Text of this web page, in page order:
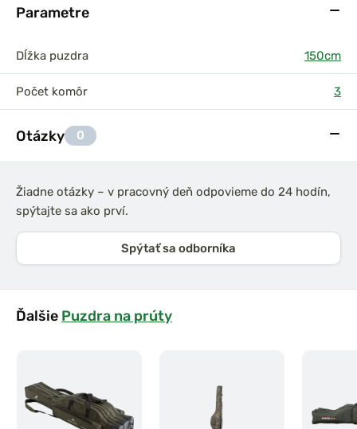
Parametre
Dĺžka puzdra 150cm
Počet komôr 3
Otázky 0
Žiadne otázky – v pracovný deň odpovieme do 24 hodín,
spýtajte sa ako prví.
Spýtať sa odborníka
Ďalšie Puzdra na prúty